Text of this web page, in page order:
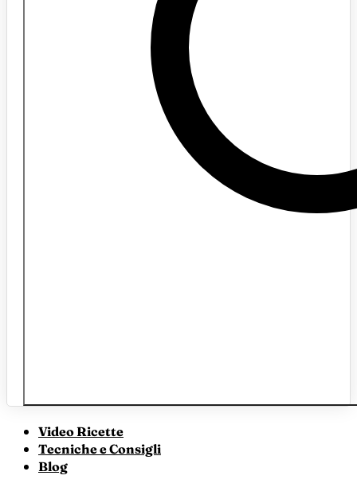
Video Ricette
Tecniche e Consigli
Blog